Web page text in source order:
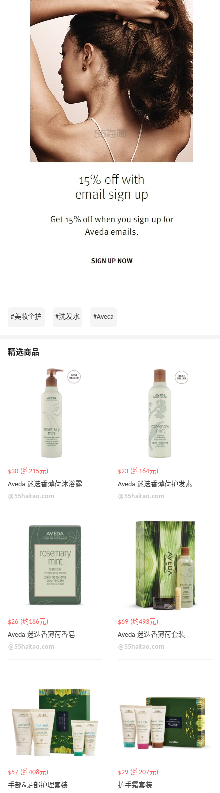
#美妆个护 #洗发水 #Aveda
精选商品
$30 (约215元)
Aveda 迷迭香薄荷沐浴露
@55haitao.com
$23 (约164元)
Aveda 迷迭香薄荷护发素
@55haitao.com
$26 (约186元)
Aveda 迷迭香薄荷香皂
@55haitao.com
$69 (约493元)
Aveda 迷迭香薄荷套装
@55haitao.com
$57 (约408元)
手部&足部护理套装
$29 (约207元)
护手霜套装